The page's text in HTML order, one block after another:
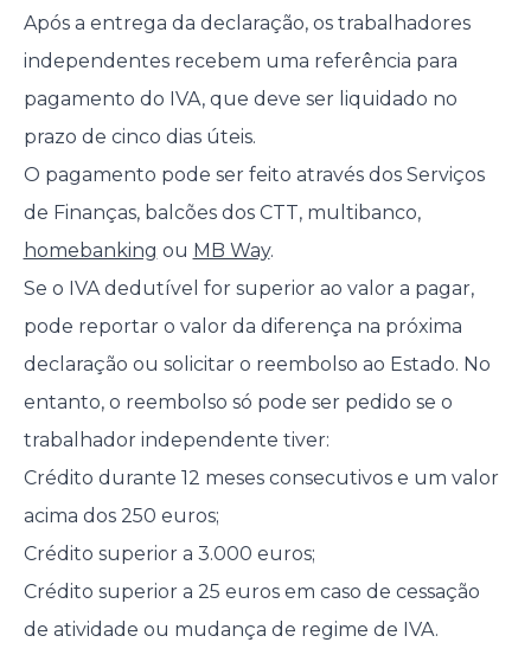
Após a entrega da declaração, os trabalhadores
independentes recebem uma referência para
pagamento do IVA, que deve ser liquidado no
prazo de cinco dias úteis.
O pagamento pode ser feito através dos Serviços
de Finanças, balcões dos CTT, multibanco,
homebanking ou MB Way.
Se o IVA dedutível for superior ao valor a pagar,
pode reportar o valor da diferença na próxima
declaração ou solicitar o reembolso ao Estado. No
entanto, o reembolso só pode ser pedido se o
trabalhador independente tiver:
Crédito durante 12 meses consecutivos e um valor
acima dos 250 euros;
Crédito superior a 3.000 euros;
Crédito superior a 25 euros em caso de cessação
de atividade ou mudança de regime de IVA.